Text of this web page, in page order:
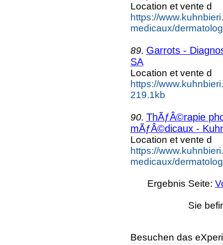
Location et vente d
https://
medicaux/
89. Garrots -
SA
Location et vente d
https://
219.1kb
90. ThÃƒÂ©rapie
mÃƒÂ©dicaux -
Location et vente d
https://
medicaux/
Ergebnis Seite:
Sie
Besuchen das